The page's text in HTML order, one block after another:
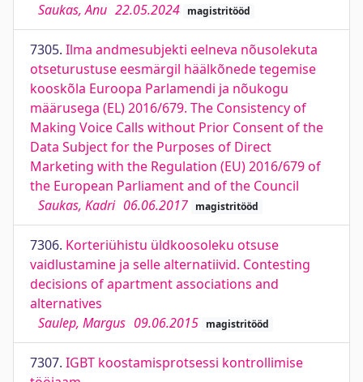
Saukas, Anu 22.05.2024 magistritööd
7305. Ilma andmesubjekti eelneva nõusolekuta
otseturustuse eesmärgil häälkõnede tegemise
kooskõla Euroopa Parlamendi ja nõukogu
määrusega (EL) 2016/679. The Consistency of
Making Voice Calls without Prior Consent of the
Data Subject for the Purposes of Direct
Marketing with the Regulation (EU) 2016/679 of
the European Parliament and of the Council
Saukas, Kadri 06.06.2017 magistritööd
7306. Korteriühistu üldkoosoleku otsuse
vaidlustamine ja selle alternatiivid. Contesting
decisions of apartment associations and
alternatives
Saulep, Margus 09.06.2015 magistritööd
7307. IGBT koostamisprotsessi kontrollimise